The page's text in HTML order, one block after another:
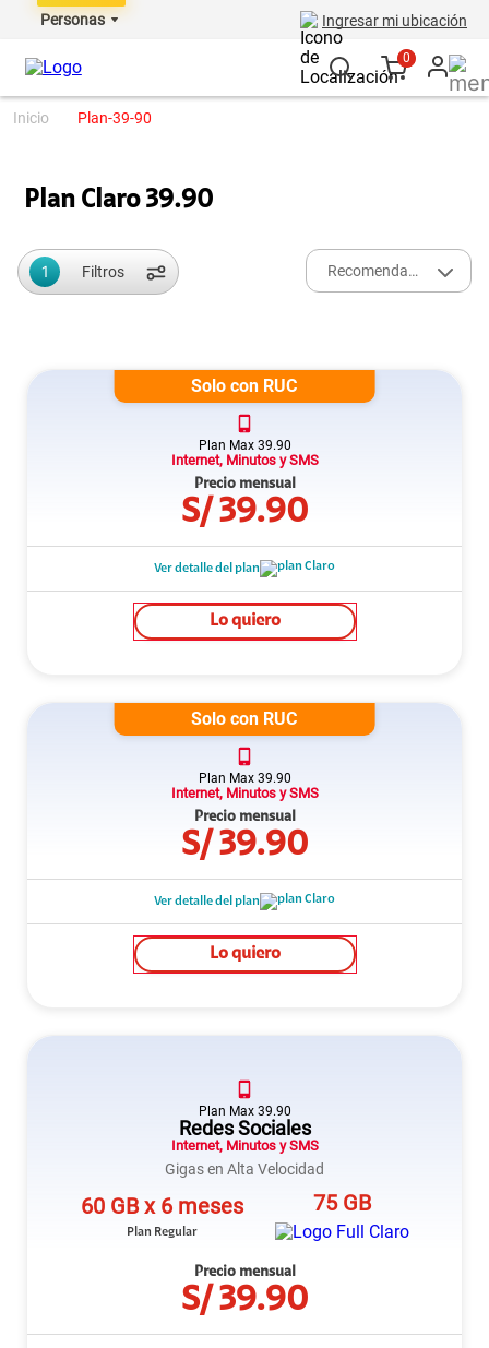
Personas Ingresar mi ubicación
0
plan-39-90
Plan Claro 39.90
1 Filtros Recomendados
Plan Max 39.90
Internet, Minutos y SMS
Solo con RUC
Precio mensual
S/39.90
Ver detalle del plan
Lo quiero
Plan Max 39.90
Internet, Minutos y SMS
Solo con RUC
Precio mensual
S/39.90
Ver detalle del plan
Lo quiero
Plan Max 39.90
Redes Sociales
Internet, Minutos y SMS
Gigas en Alta Velocidad
60 GB x 6 meses
Plan Regular
75 GB
Precio mensual
S/39.90